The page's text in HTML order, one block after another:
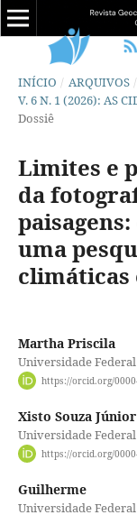
INÍCIO / ARQUIVOS /
V. 6 N. 1 (2026): AS
Dossiê
Limites e
da
uma
climáticas
Martha Priscila
Universidade
https://orcid.org/
Xisto Souza Júnior
Universidade
https://orcid.org/
Guilherme
Universidade